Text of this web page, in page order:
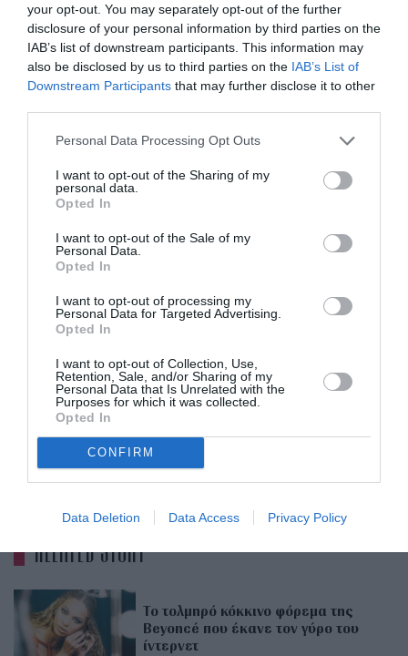
your opt-out. You may separately opt-out of the further
disclosure of your personal information by third parties on the
IAB’s list of downstream participants. This information may
also be disclosed by us to third parties on the IAB’s List of
Downstream Participants that may further disclose it to other
Personal Data Processing Opt Outs
I want to opt-out of the Sharing of my
personal data.
Opted In
I want to opt-out of the Sale of my
Personal Data.
Opted In
I want to opt-out of processing my
Personal Data for Targeted Advertising.
Opted In
I want to opt-out of Collection, Use,
Retention, Sale, and/or Sharing of my
Personal Data that Is Unrelated with the
Purposes for which it was collected.
Opted In
CONFIRM
Data Deletion Data Access Privacy Policy
Photo by Christian Vierig/Getty Images
RELATED STORY
Το τολμηρό κόκκινο φόρεμα της
Beyoncé που έκανε τον γύρο του
ίντερνετ